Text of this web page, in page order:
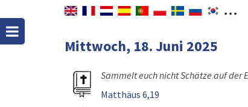
Mittwoch, 18. Juni 2025
Sammelt euch nicht Schätze auf der
Matthäus 6,19